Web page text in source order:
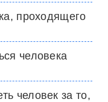
проходящего
человека
человек за то,